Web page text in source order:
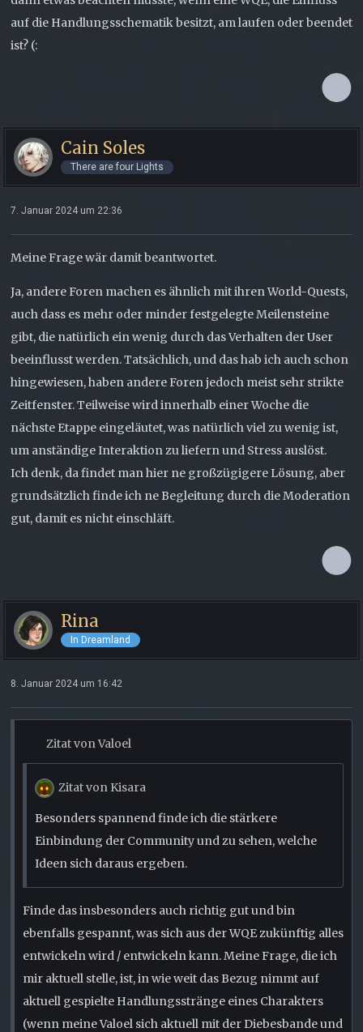
auf die Handlungsschematik besitzt, am laufen oder beendet
ist? (:
Cain Soles
There are four Lights
7. Januar 2024 um 22:36
Meine Frage wär damit beantwortet.
Ja, andere Foren machen es ähnlich mit ihren World-Quests,
auch dass es mehr oder minder festgelegte Meilensteine
gibt, die natürlich ein wenig durch das Verhalten der User
beeinflusst werden. Tatsächlich, und das hab ich auch schon
hingewiesen, haben andere Foren jedoch meist sehr strikte
Zeitfenster. Teilweise wird innerhalb einer Woche die
nächste Etappe eingeläutet, was natürlich viel zu wenig ist,
um anständige Interaktion zu liefern und Stress auslöst.
Ich denk, da findet man hier ne großzügigere Lösung, aber
grundsätzlich finde ich ne Begleitung durch die Moderation
gut, damit es nicht einschläft.
Rina
In Dreamland
8. Januar 2024 um 16:42
Zitat von Valoel
Zitat von Kisara
Besonders spannend finde ich die stärkere
Einbindung der Community und zu sehen, welche
Ideen sich daraus ergeben.
Finde das insbesonders auch richtig gut und bin
ebenfalls gespannt, was sich aus der WQE zukünftig alles
entwickeln wird / entwickeln kann. Meine Frage, die ich
mir aktuell stelle, ist, in wie weit das Bezug nimmt auf
aktuell gespielte Handlungsstränge eines Charakters
(wenn meine Valoel sich aktuell mit der Diebesbande und